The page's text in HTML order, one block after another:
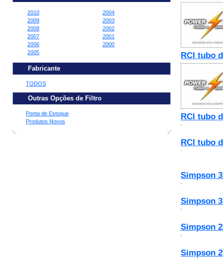
2010
2009
2008
2007
2006
2005
2004
2003
2002
2001
2000
Fabricante
TODOS
Outras Opções de Filtro
Ponta de Estoque
Produtos Novos
RCI tubo
RCI tubo
RCI tubo
Simpson
Simpson
Simpson
Simpson